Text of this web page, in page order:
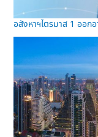
อสังหาฯไตรมาส 1 ออก